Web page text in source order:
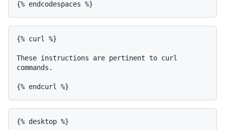
{% curl %}
These instructions are pertinent to curl
commands.
{% desktop %}